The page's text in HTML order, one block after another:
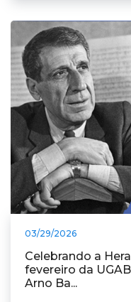
03/29/2026
Celebrando a
fevereiro da
Arno Ba...